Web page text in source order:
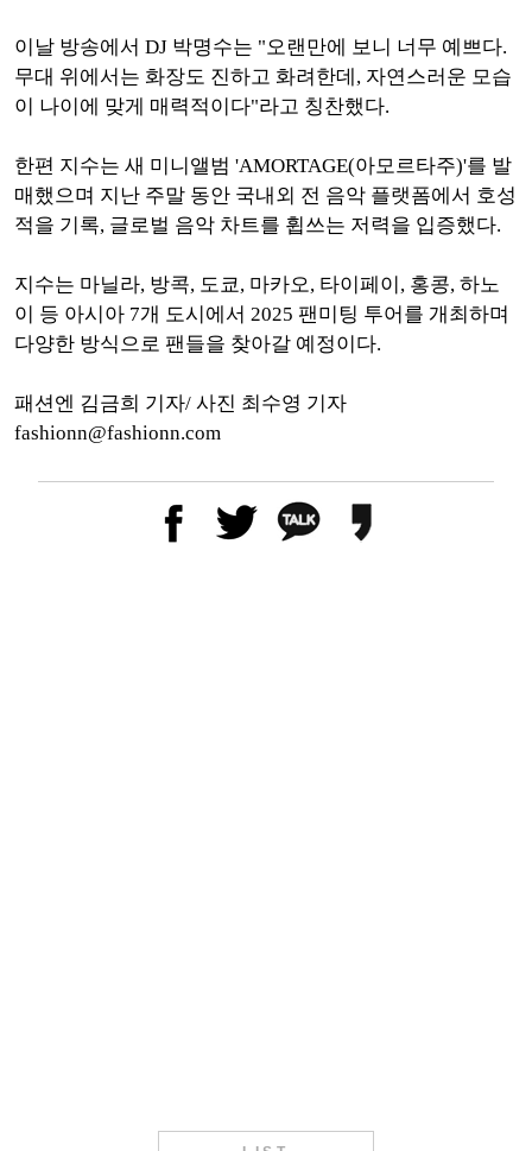
이날 방송에서 DJ 박명수는 "오랜만에 보니 너무 예쁘다.
무대 위에서는 화장도 진하고 화려한데, 자연스러운 모습
이 나이에 맞게 매력적이다"라고 칭찬했다.
한편 지수는 새 미니앨범 'AMORTAGE(아모르타주)'를 발
매했으며 지난 주말 동안 국내외 전 음악 플랫폼에서 호성
적을 기록, 글로벌 음악 차트를 휩쓰는 저력을 입증했다.
지수는 마닐라, 방콕, 도쿄, 마카오, 타이페이, 홍콩, 하노
이 등 아시아 7개 도시에서 2025 팬미팅 투어를 개최하며
다양한 방식으로 팬들을 찾아갈 예정이다.
패션엔 김금희 기자/ 사진 최수영 기자
fashionn@fashionn.com